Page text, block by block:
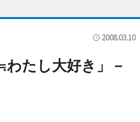
2008.03.10
たし大好き」－